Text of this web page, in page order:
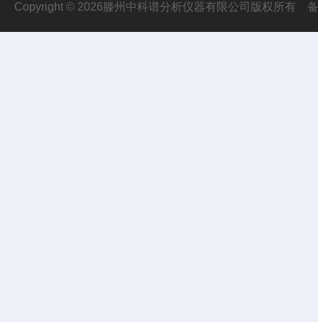
Copyright © 2026滕州中科谱分析仪器有限公司版权所有